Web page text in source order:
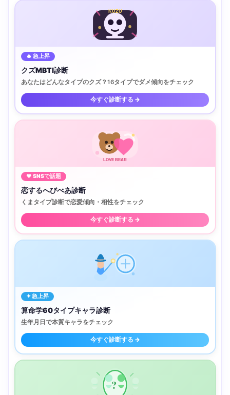
KUZU
🔥 急上昇
クズMBTI診断
あなたはどんなタイプのクズ？16タイプでダメ傾向をチェック
今すぐ診断する →
LOVE BEAR
♥ SNSで話題
恋するへびべあ診断
くまタイプ診断で恋愛傾向・相性をチェック
今すぐ診断する →
✦ 急上昇
算命学60タイプキャラ診断
生年月日で本質キャラをチェック
今すぐ診断する →
?